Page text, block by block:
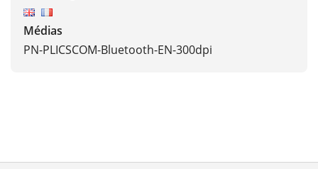
Médias
PN-PLICSCOM-Bluetooth-EN-300dpi